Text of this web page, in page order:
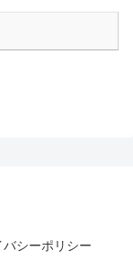
バシーポリシー